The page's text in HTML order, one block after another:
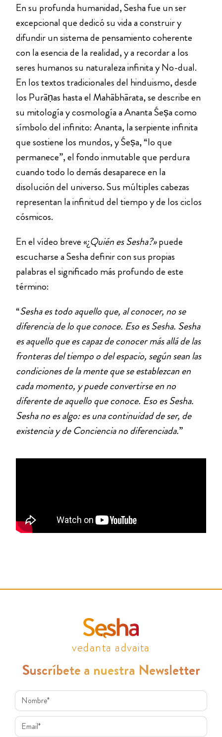
En su profunda humanidad, Sesha fue un ser
excepcional que dedicó su vida a construir y
difundir un sistema de pensamiento coherente
con la esencia de la realidad, y a recordar a los
seres humanos su naturaleza infinita y No-dual.
En los textos tradicionales del hinduismo, desde
los Purāṇas hasta el Mahābhārata, se describe en
su mitología y cosmología a Ananta Śeṣa como
símbolo del infinito: Ananta, la serpiente infinita
que sostiene los mundos, y Śeṣa, “lo que
permanece”, el fondo inmutable que perdura
cuando todo lo demás desaparece en la
disolución del universo. Sus múltiples cabezas
representan la infinitud del tiempo y de los ciclos
cósmicos.
En el vídeo breve «¿Quién es Sesha?»puede
escucharse a Sesha definir con sus propias
palabras el significado más profundo de este
término:
“Sesha es todo aquello que, al conocer, no se
diferencia de lo que conoce. Eso es Sesha. Sesha
es aquello que es capaz de conocer más allá de las
fronteras del tiempo o del espacio, según sean las
condiciones de la mente que se establezcan en
cada momento, y puede convertirse en no
diferente de aquello que conoce. Eso es Sesha.
Sesha no es algo: es una continuidad de ser, de
existencia y de Conciencia no diferenciada.”
vedanta advaita
Suscríbete a nuestra Newsletter